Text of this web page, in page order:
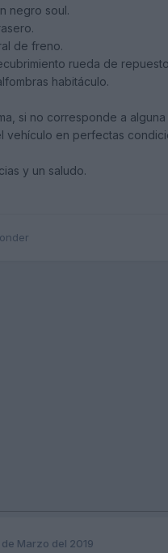
negro soul.
de freno.
rueda de
habitáculo.
si no corresponde a
vehículo en perfectas
y un saludo.
de Marzo del 2019